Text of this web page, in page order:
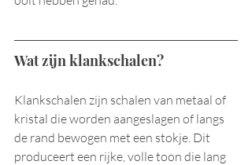
Wat zijn klankschalen?
Klankschalen zijn schalen van metaal of
kristal die worden aangeslagen of langs
de rand bewogen met een stokje. Dit
produceert een rijke, volle toon die lang